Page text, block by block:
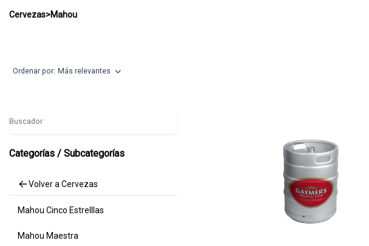
Mahou
Cervezas>Mahou
Ordenar por: Más relevantes
Categorías / Subcategorías
Volver a Cervezas
Mahou Cinco Estrelllas
Mahou Maestra